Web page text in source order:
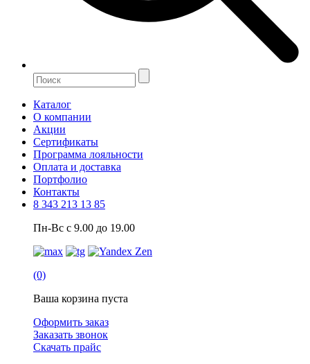
Каталог
О компании
Акции
Сертификаты
Программа лояльности
Оплата и доставка
Портфолио
Контакты
8 343 213 13 85
Пн-Вс с 9.00 до 19.00
(0)
Ваша корзина пуста
Оформить заказ
Заказать звонок
Скачать прайс